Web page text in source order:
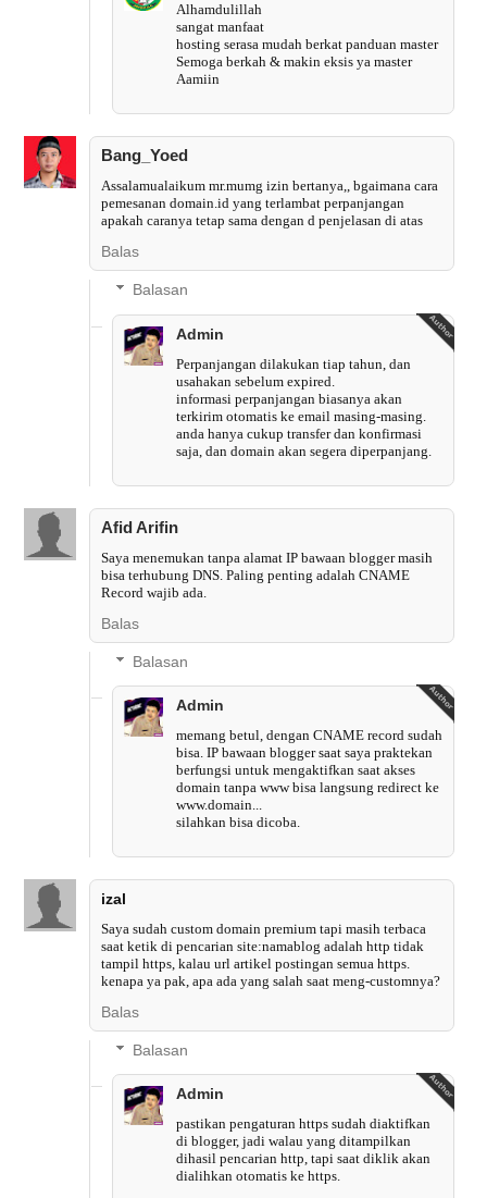
Alhamdulillah
sangat manfaat
hosting serasa mudah berkat panduan master
Semoga berkah & makin eksis ya master
Aamiin
Bang_Yoed
Assalamualaikum mr.mumg izin bertanya,, bgaimana cara
pemesanan domain.id yang terlambat perpanjangan
apakah caranya tetap sama dengan d penjelasan di atas
Balas
Balasan
Admin
Perpanjangan dilakukan tiap tahun, dan
usahakan sebelum expired.
informasi perpanjangan biasanya akan
terkirim otomatis ke email masing-masing.
anda hanya cukup transfer dan konfirmasi
saja, dan domain akan segera diperpanjang.
Afid Arifin
Saya menemukan tanpa alamat IP bawaan blogger masih
bisa terhubung DNS. Paling penting adalah CNAME
Record wajib ada.
Balas
Balasan
Admin
memang betul, dengan CNAME record sudah
bisa. IP bawaan blogger saat saya praktekan
berfungsi untuk mengaktifkan saat akses
domain tanpa www bisa langsung redirect ke
www.domain...
silahkan bisa dicoba.
izal
Saya sudah custom domain premium tapi masih terbaca
saat ketik di pencarian site:namablog adalah http tidak
tampil https, kalau url artikel postingan semua https.
kenapa ya pak, apa ada yang salah saat meng-customnya?
Balas
Balasan
Admin
pastikan pengaturan https sudah diaktifkan
di blogger, jadi walau yang ditampilkan
dihasil pencarian http, tapi saat diklik akan
dialihkan otomatis ke https.